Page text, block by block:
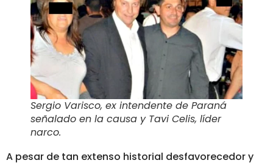
Sergio Varisco, ex intendente de Paraná
señalado en la causa y Tavi Celis, líder
narco.
A pesar de tan extenso historial desfavorecedor y